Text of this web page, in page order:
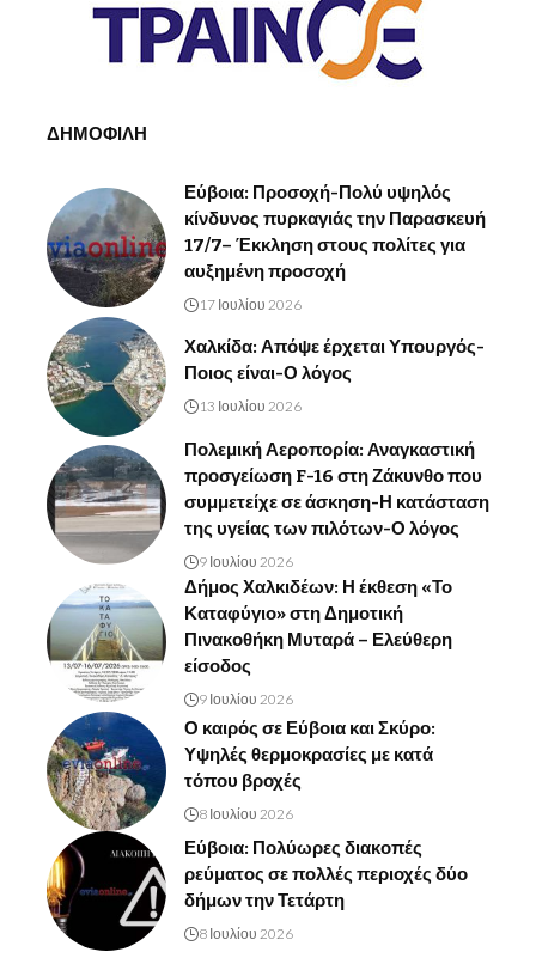
ΔΗΜΟΦΙΛΗ
Εύβοια: Προσοχή-Πολύ υψηλός
κίνδυνος πυρκαγιάς την Παρασκευή
17/7– Έκκληση στους πολίτες για
αυξημένη προσοχή
17 Ιουλίου 2026
Χαλκίδα: Απόψε έρχεται Υπουργός-
Ποιος είναι-Ο λόγος
13 Ιουλίου 2026
Πολεμική Αεροπορία: Αναγκαστική
προσγείωση F-16 στη Ζάκυνθο που
συμμετείχε σε άσκηση-Η κατάσταση
της υγείας των πιλότων-Ο λόγος
9 Ιουλίου 2026
Δήμος Χαλκιδέων: Η έκθεση «Το
Καταφύγιο» στη Δημοτική
Πινακοθήκη Μυταρά – Ελεύθερη
είσοδος
9 Ιουλίου 2026
Ο καιρός σε Εύβοια και Σκύρο:
Υψηλές θερμοκρασίες με κατά
τόπου βροχές
8 Ιουλίου 2026
Εύβοια: Πολύωρες διακοπές
ρεύματος σε πολλές περιοχές δύο
δήμων την Τετάρτη
8 Ιουλίου 2026